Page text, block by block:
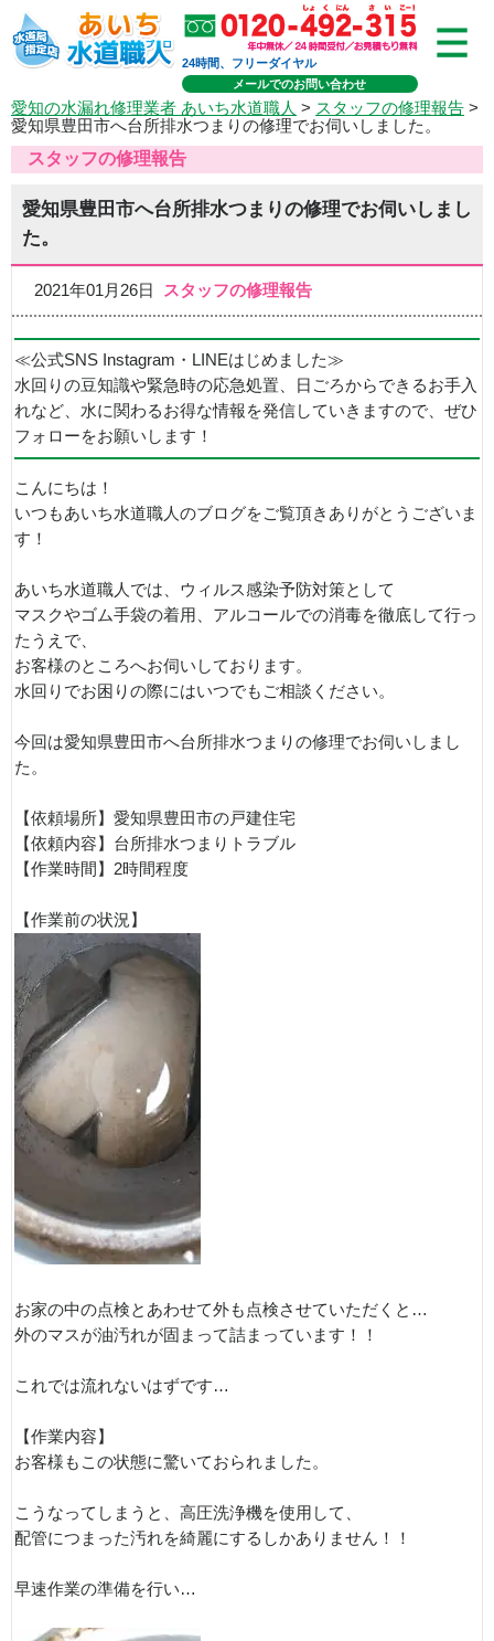
24時間、フリーダイヤル
メールでのお問い合わせ
愛知の水漏れ修理業者 あいち水道職人 > スタッフの修理報告 >
愛知県豊田市へ台所排水つまりの修理でお伺いしました。
スタッフの修理報告
愛知県豊田市へ台所排水つまりの修理でお伺いしまし
た。
2021年01月26日 スタッフの修理報告
≪公式SNS Instagram・LINEはじめました≫
水回りの豆知識や緊急時の応急処置、日ごろからできるお手入
れなど、水に関わるお得な情報を発信していきますので、ぜひ
フォローをお願いします！
こんにちは！
いつもあいち水道職人のブログをご覧頂きありがとうございま
す！
あいち水道職人では、ウィルス感染予防対策として
マスクやゴム手袋の着用、アルコールでの消毒を徹底して行っ
たうえで、
お客様のところへお伺いしております。
水回りでお困りの際にはいつでもご相談ください。
今回は愛知県豊田市へ台所排水つまりの修理でお伺いしまし
た。
【依頼場所】愛知県豊田市の戸建住宅
【依頼内容】台所排水つまりトラブル
【作業時間】2時間程度
【作業前の状況】
お家の中の点検とあわせて外も点検させていただくと…
外のマスが油汚れが固まって詰まっています！！
これでは流れないはずです…
【作業内容】
お客様もこの状態に驚いておられました。
こうなってしまうと、高圧洗浄機を使用して、
配管につまった汚れを綺麗にするしかありません！！
早速作業の準備を行い…